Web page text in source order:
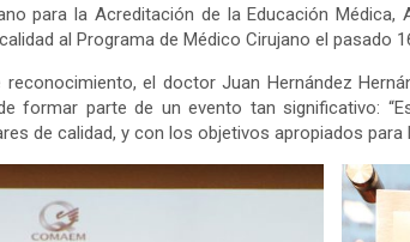
para la Acreditación de la Educación
al Programa de Médico Cirujano el pasado
reconocimiento, el doctor Juan Hernández
formar parte de un evento tan significativo:
de calidad, y con los objetivos apropiados para